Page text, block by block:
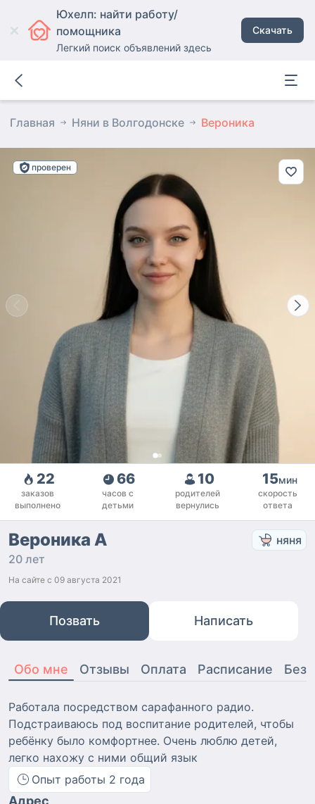
Юхелп: найти работу/
помощника
Легкий поиск объявлений здесь
Скачать
Главная Няни в Волгодонске Вероника
проверен
22
заказов
выполнено
66
часов с
детьми
10
родителей
вернулись
15мин
скорость
ответа
Вероника А
няня
20 лет
На сайте с 09 августа 2021
Позвать Написать
Обо мне Отзывы Оплата Расписание
Работала посредством сарафанного радио.
Подстраиваюсь под воспитание родителей, чтобы
ребёнку было комфортнее. Очень люблю детей,
легко нахожу с ними общий язык
Опыт работы 2 года
Адрес